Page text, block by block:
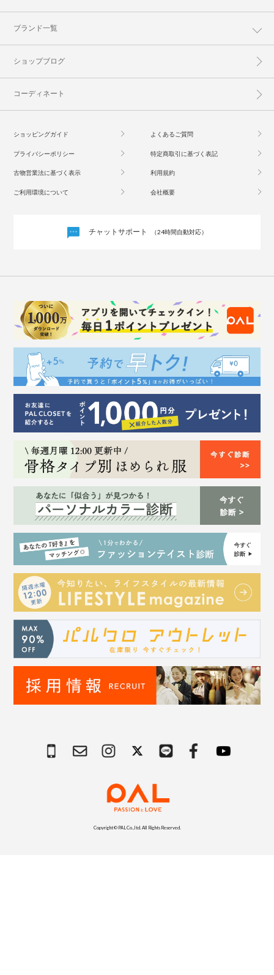
ブランド一覧
ショップブログ
コーディネート
ショッピングガイド よくあるご質問
プライバシーポリシー 特定商取引に基づく表記
古物営業法に基づく表示 利用規約
ご利用環境について 会社概要
チャットサポート （24時間自動対応）
Copyright © PAL Co.,ltd. All Rights Reserved.